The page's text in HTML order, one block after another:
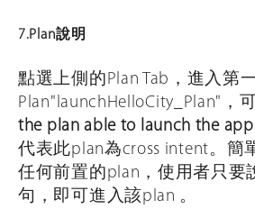
7.Plan說明
點選上側的Plan Tab，進入第
Plan"launchHelloCity_Plan"，
the plan able to launch the
代表此plan為cross intent。簡
任何前置的plan，使用者只要
句，即可進入該plan 。